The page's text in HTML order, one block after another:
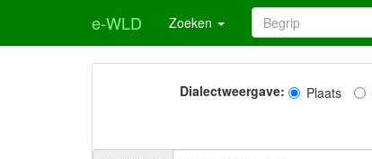
e-WLD Zoeken
Dialectweergave: Plaats